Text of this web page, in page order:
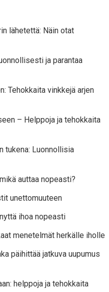
lähetettä: Näin otat
ja parantaa
Tehokkaita vinkkejä arjen
– Helppoja ja tehokkaita
tukena: Luonnollisia
auttaa nopeasti?
unettomuuteen
ihoa nopeasti
menetelmät herkälle iholle
päihittää jatkuva uupumus
helppoja ja tehokkaita